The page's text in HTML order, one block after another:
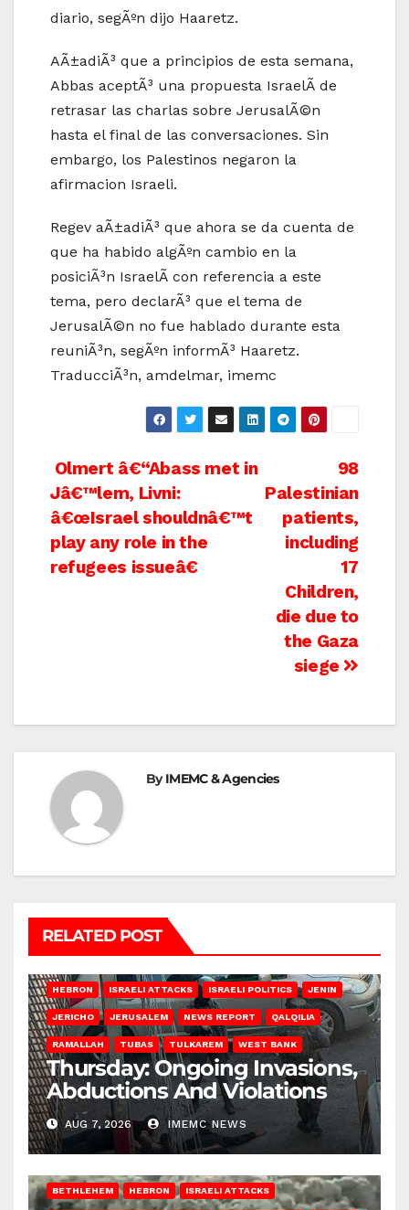
diario, segÃºn dijo Haaretz.
AÃ±adiÃ³ que a principios de esta semana,
Abbas aceptÃ³ una propuesta IsraelÃ­ de
retrasar las charlas sobre JerusalÃ©n
hasta el final de las conversaciones. Sin
embargo, los Palestinos negaron la
afirmacion Israeli.
Regev aÃ±adiÃ³ que ahora se da cuenta de
que ha habido algÃºn cambio en la
posiciÃ³n IsraelÃ­ con referencia a este
tema, pero declarÃ³ que el tema de
JerusalÃ©n no fue hablado durante esta
reuniÃ³n, segÃºn informÃ³ Haaretz.
TraducciÃ³n, amdelmar, imemc
Post
navigation
98
Palestinian
patients,
including
17
Children,
die due to
the Gaza
siege
Olmert â€“Abass met in
Jâ€™lem, Livni:
â€œIsrael shouldnâ€™t
play any role in the
refugees issueâ€
ByIMEMC & Agencies
RELATED POST
HEBRON ISRAELI ATTACKS ISRAELI POLITICS JENIN
JERICHO JERUSALEM NEWS REPORT QALQILIA
RAMALLAH TUBAS TULKAREM WEST BANK
Thursday: Ongoing Invasions,
Abductions And Violations
AUG 7, 2026 IMEMC NEWS
BETHLEHEM HEBRON ISRAELI ATTACKS